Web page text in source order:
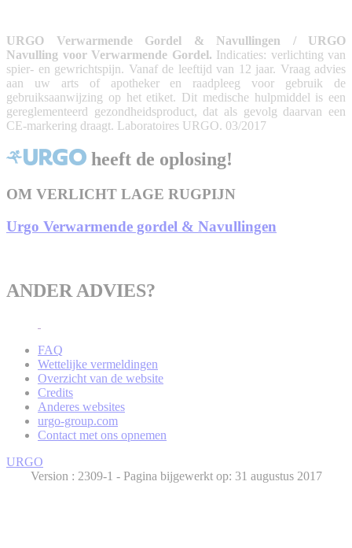
URGO Verwarmende Gordel & Navullingen / URGO
Navulling voor Verwarmende Gordel. Indicaties: verlichting van
spier- en gewrichtspijn. Vanaf de leeftijd van 12 jaar. Vraag advies
aan uw arts of apotheker en raadpleeg voor gebruik de
gebruiksaanwijzing op het etiket. Dit medische hulpmiddel is een
gereglementeerd gezondheidsproduct, dat als gevolg daarvan een
CE-markering draagt. Laboratoires URGO. 03/2017
heeft de oplosing!
OM VERLICHT LAGE RUGPIJN
Urgo Verwarmende gordel & Navullingen
ANDER ADVIES?
FAQ
Wettelijke vermeldingen
Overzicht van de website
Credits
Anderes websites
urgo-group.com
Contact met ons opnemen
URGO
Version :
- Pagina bijgewerkt op: 31 augustus 2017